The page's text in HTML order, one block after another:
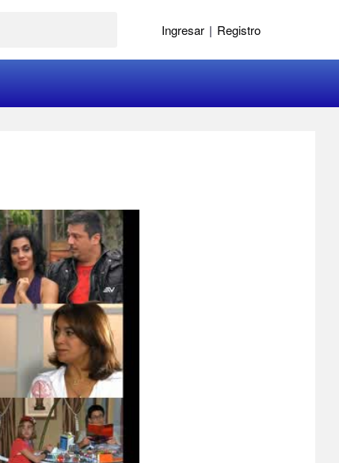
Ingresar | Registro